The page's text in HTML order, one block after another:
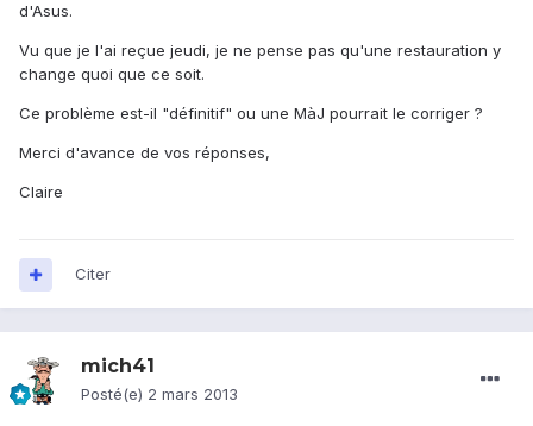
d'Asus.
Vu que je l'ai reçue jeudi, je ne pense pas qu'une restauration y
change quoi que ce soit.
Ce problème est-il "définitif" ou une MàJ pourrait le corriger ?
Merci d'avance de vos réponses,
Claire
Citer
mich41
Posté(e) 2 mars 2013